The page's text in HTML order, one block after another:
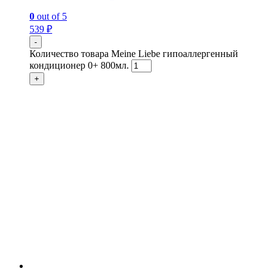
0 out of 5
539 ₽
-
Количество товара Meine Liebe гипоаллергенный
кондиционер 0+ 800мл.
+